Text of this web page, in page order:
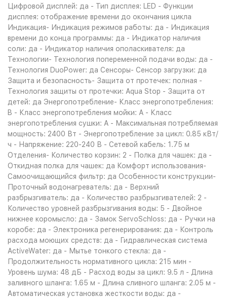
Цифровой дисплей: да - Тип дисплея: LED - Функции
дисплея: отображение времени до окончания цикла
Индикация- Индикация режимов работы: да - Индикация
времени до конца программы: да - Индикатор наличия
соли: да - Индикатор наличия ополаскивателя: да
Технологии- Технология попеременной подачи воды: да -
Технология DuoPower: да Сенсоры- Сенсор загрузки: да
Защита и безопасность- Защита от протечек: полная -
Технология защиты от протечки: Aqua Stop - Защита от
детей: да Энергопотребление- Класс энергопотребления:
B - Класс энергопотребления мойки: A - Класс
энергопотребления сушки: A - Максимальная потребляемая
мощность: 2400 Вт - Энергопотребление за цикл: 0.85 кВт/
ч - Напряжение: 220-240 В - Сетевой кабель: 1.75 м
Отделения- Количество корзин: 2 - Полка для чашек: да -
Откидная полка для чашек: да Комфорт использования-
Самоочищающийся фильтр: да Особенности конструкции-
Проточный водонагреватель: да - Верхний
разбрызгиватель: да - Количество разбрызгивателей: 2 -
Количество уровней разбрызгивания воды: 5 - Двойное
нижнее коромысло: да - Замок ServoSchloss: да - Ручки на
коробе: да - Электроника регенерирования: да - Контроль
расхода моющих средств: да - Гидравлическая система
ActiveWater: да - Мытье тонкого стекла: да -
Продолжительность нормативного цикла: 215 мин -
Уровень шума: 48 дБ - Расход воды за цикл: 9.5 л - Длина
заливного шланга: 1.65 м - Длина сливного шланга: 2.05 м -
Автоматическая установка жесткости воды: да -